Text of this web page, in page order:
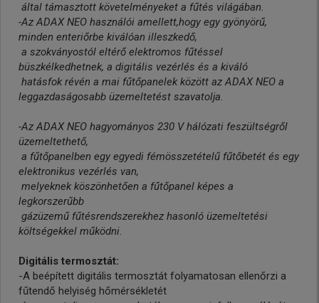
által támasztott követelményeket a fűtés világában.
-Az ADAX NEO használói amellett,hogy egy gyönyörű,
minden enteriőrbe kiválóan illeszkedő,
a szokványostól eltérő elektromos fűtéssel
büszkélkedhetnek, a digitális vezérlés és a kiváló
hatásfok révén a mai fűtőpanelek között az ADAX NEO a
leggazdaságosabb üzemeltetést szavatolja.
-Az ADAX NEO hagyományos 230 V hálózati feszültségről
üzemeltethető,
a fűtőpanelben egy egyedi fémösszetételű fűtőbetét és egy
elektronikus vezérlés van,
melyeknek köszönhetően a fűtőpanel képes a
legkorszerűbb
gázüzemű fűtésrendszerekhez hasonló üzemeltetési
költségekkel működni.
Digitális termosztát:
-A beépített digitális termosztát folyamatosan ellenőrzi a
fűtendő helyiség hőmérsékletét